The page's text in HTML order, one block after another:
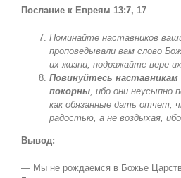
Послание к Евреям 13:7, 17
Поминайте наставников
проповедывали вам слово
их жизни, подражайте вере
Повинуйтесь наставникам
покорны, ибо они неусыпно
как обязанные дать отчет;
радостью, а не воздыхая,
Вывод:
— Мы не рождаемся в Божье